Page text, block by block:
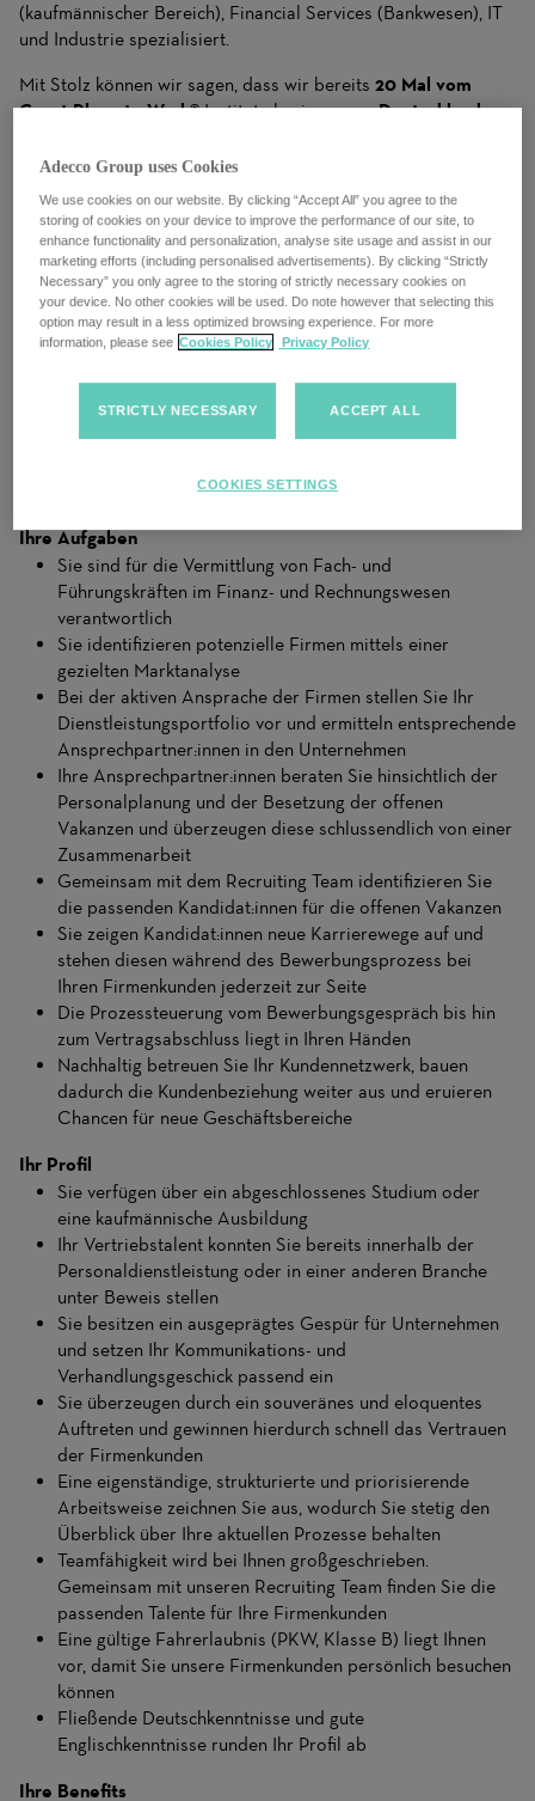
(kaufmännischer Bereich), Financial Services (Bankwesen), IT
und Industrie spezialisiert.
Mit Stolz können wir sagen, dass wir bereits 20 Mal vom
Great Place to Work®Institut als einer von„Deutschlands
ohne Grund: Denn damit unsere Mitarbeiter:innen täglich bei
unseren Kund:innen ihr Bestes geben können, geben wir Ihnen
die beste Unterstützung. Die Auszeichnung ist für uns Ehre
und Ansporn zugleich, für Kund:innen und Mitarbeiter:innen
immer besser zu werden.
In der Position alsSales Consultant (m/w/d) in Düsseldorf
stehen Sie stetig mit den verschiedenstenFirmenkunden aus
unserem Recruiting Team, Firmen und Bewerber:innen
zusammen.
Starten Sie Ihre #InterneKarriere bei uns!
Ihre Aufgaben
Sie sind für die Vermittlung von Fach- und
Führungskräften im Finanz- und Rechnungswesen
verantwortlich
Sie identifizieren potenzielle Firmen mittels einer
gezielten Marktanalyse
Bei der aktiven Ansprache der Firmen stellen Sie Ihr
Dienstleistungsportfolio vor und ermitteln entsprechende
Ansprechpartner:innen in den Unternehmen
Ihre Ansprechpartner:innen beraten Sie hinsichtlich der
Personalplanung und der Besetzung der offenen
Vakanzen und überzeugen diese schlussendlich von einer
Zusammenarbeit
Gemeinsam mit dem Recruiting Team identifizieren Sie
die passenden Kandidat:innen für die offenen Vakanzen
Sie zeigen Kandidat:innen neue Karrierewege auf und
stehen diesen während des Bewerbungsprozess bei
Ihren Firmenkunden jederzeit zur Seite
Die Prozessteuerung vom Bewerbungsgespräch bis hin
zum Vertragsabschluss liegt in Ihren Händen
Nachhaltig betreuen Sie Ihr Kundennetzwerk, bauen
dadurch die Kundenbeziehung weiter aus und eruieren
Chancen für neue Geschäftsbereiche
Ihr Profil
Sie verfügen über ein abgeschlossenes Studium oder
eine kaufmännische Ausbildung
Ihr Vertriebstalent konnten Sie bereits innerhalb der
Personaldienstleistung oder in einer anderen Branche
unter Beweis stellen
Sie besitzen ein ausgeprägtes Gespür für Unternehmen
und setzen Ihr Kommunikations- und
Verhandlungsgeschick passend ein
Sie überzeugen durch ein souveränes und eloquentes
Auftreten und gewinnen hierdurch schnell das Vertrauen
der Firmenkunden
Eine eigenständige, strukturierte und priorisierende
Arbeitsweise zeichnen Sie aus, wodurch Sie stetig den
Überblick über Ihre aktuellen Prozesse behalten
Teamfähigkeit wird bei Ihnen großgeschrieben.
Gemeinsam mit unseren Recruiting Team finden Sie die
passenden Talente für Ihre Firmenkunden
Eine gültige Fahrerlaubnis (PKW, Klasse B) liegt Ihnen
vor, damit Sie unsere Firmenkunden persönlich besuchen
können
Fließende Deutschkenntnisse und gute
Englischkenntnisse runden Ihr Profil ab
Ihre Benefits
Adecco Group uses Cookies
We use cookies on our website. By clicking “Accept All” you agree to the
storing of cookies on your device to improve the performance of our site, to
enhance functionality and personalization, analyse site usage and assist in our
marketing efforts (including personalised advertisements). By clicking “Strictly
Necessary” you only agree to the storing of strictly necessary cookies on
your device. No other cookies will be used. Do note however that selecting this
option may result in a less optimized browsing experience. For more
information, please see Cookies Policy Privacy Policy
STRICTLY NECESSARY ACCEPT ALL
COOKIES SETTINGS